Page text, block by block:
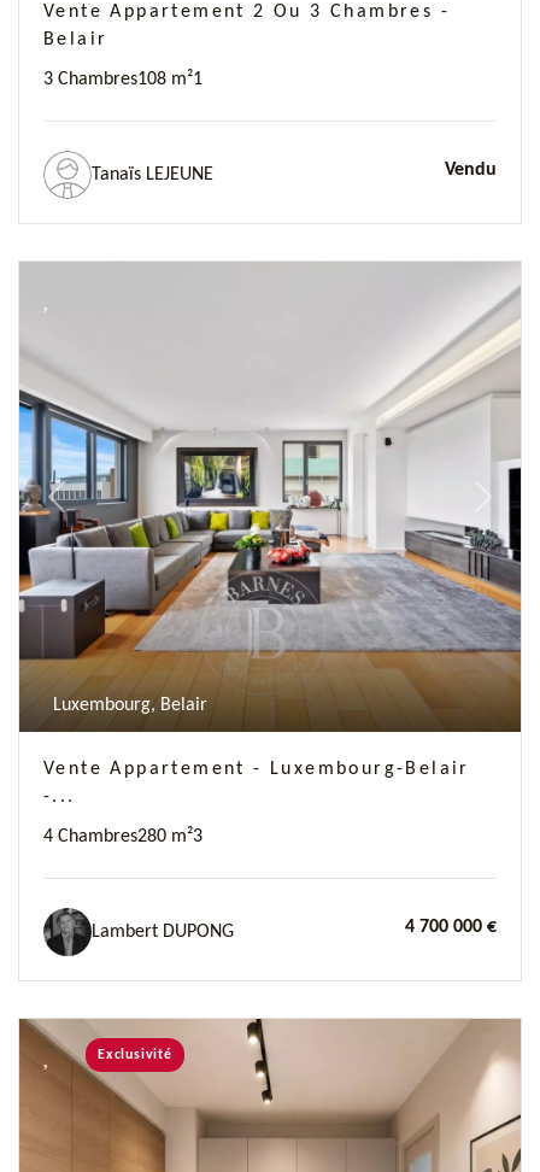
Vente Appartement 2 Ou 3 Chambres -
Belair
3 Chambres108 m²1
Tanaïs LEJEUNE Vendu
Previous Next
Luxembourg, Belair
Vente Appartement - Luxembourg-Belair
-...
4 Chambres280 m²3
Lambert DUPONG 4 700 000 €
Exclusivité